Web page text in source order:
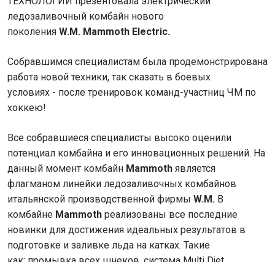
ледозаливочный комбайн нового
поколения W.M. Mammoth Electric.
Собравшимся специалистам была продемонстрирована
работа новой техники, так сказать в боевых
условиях - после тренировок команд-участниц ЧМ по
хоккею!
Все собравшиеся специалисты высоко оценили
потенциал комбайна и его инновационных решений. На
данный момент комбайн Mammoth является
флагманом линейки ледозаливочных комбайнов
итальянской производственной фирмы W.M. В
комбайне Mammoth реализованы все последние
новинки для достижения идеальных результатов в
подготовке и заливке льда на катках. Такие